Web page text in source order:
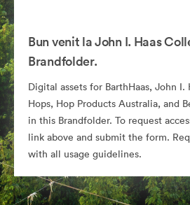
Bun venit la John I. Haas
Brandfolder.
Digital assets for BarthHaas, John I.
Hops, Hop Products Australia, and
in this Brandfolder. To request
link above and submit the form.
with all usage guidelines.